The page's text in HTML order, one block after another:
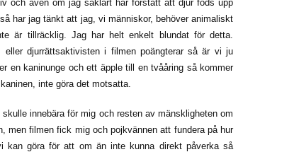
och även om jag såklart har förstått att djur föds upp
har jag tänkt att jag, vi människor, behöver animaliskt
är tillräcklig. Jag har helt enkelt blundat för detta.
eller djurrättsaktivisten i filmen poängterar så är vi ju
en kaninunge och ett äpple till en tvååring så kommer
inte göra det motsatta.
innebära för mig och resten av mänskligheten om
men filmen fick mig och pojkvännen att fundera på hur
kan göra för att om än inte kunna direkt påverka så